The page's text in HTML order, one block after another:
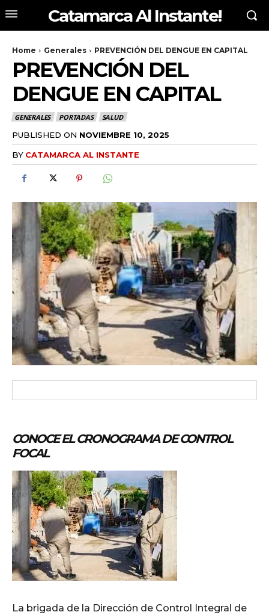
Catamarca Al Instante!
Home Generales PREVENCIÓN DEL DENGUE EN CAPITAL
PREVENCIÓN DEL
DENGUE EN CAPITAL
GENERALES PORTADAS SALUD
PUBLISHED ON NOVIEMBRE 10, 2025
BY CATAMARCA AL INSTANTE
CONOCE EL CRONOGRAMA DE CONTROL
FOCAL
La brigada de la Dirección de Control Integral de